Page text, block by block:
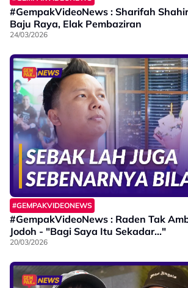
#GempakVideoNews : Sharifah
Baju Raya, Elak Pembaziran
24/03/2026
#GEMPAKVIDEONEWS
#GempakVideoNews : Raden Tak
Jodoh - "Bagi Saya Itu Sekadar..."
20/03/2026